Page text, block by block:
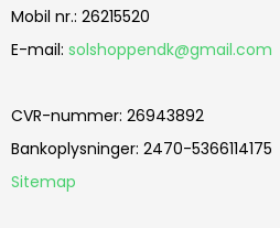
Mobil nr.: 26215520
E-mail: solshoppendk@gmail.com
CVR-nummer: 26943892
Bankoplysninger: 2470-5366114175
Sitemap